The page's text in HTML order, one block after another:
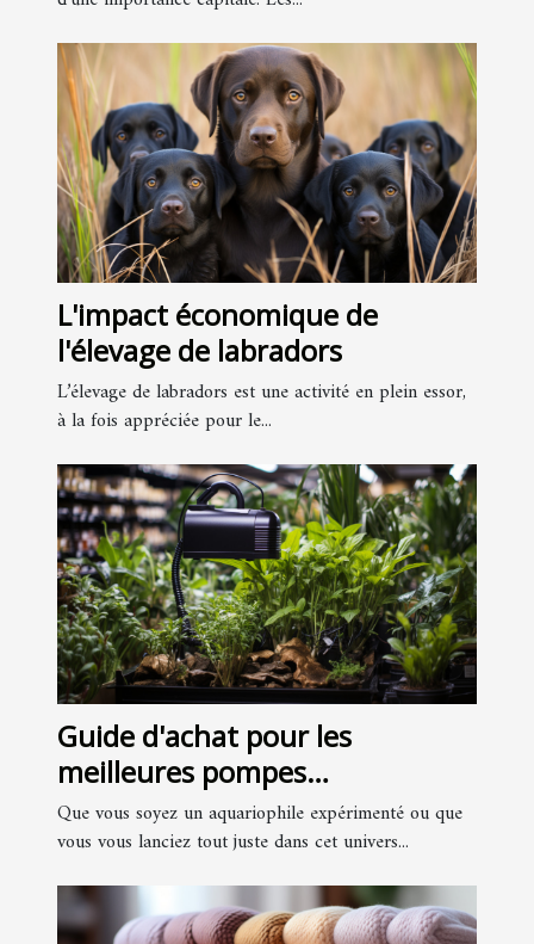
L'impact économique de
l'élevage de labradors
L’élevage de labradors est une activité en plein essor,
à la fois appréciée pour le...
Guide d'achat pour les
meilleures pompes
d'aquariums
Que vous soyez un aquariophile expérimenté ou que
vous vous lanciez tout juste dans cet univers...